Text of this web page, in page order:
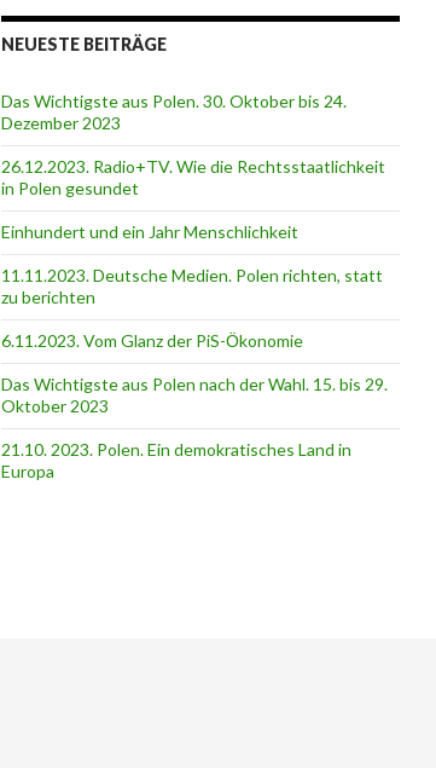
NEUESTE BEITRÄGE
Das Wichtigste aus Polen. 30. Oktober bis 24.
Dezember 2023
26.12.2023. Radio+TV. Wie die Rechtsstaatlichkeit
in Polen gesundet
Einhundert und ein Jahr Menschlichkeit
11.11.2023. Deutsche Medien. Polen richten, statt
zu berichten
6.11.2023. Vom Glanz der PiS-Ӧkonomie
Das Wichtigste aus Polen nach der Wahl. 15. bis 29.
Oktober 2023
21.10. 2023. Polen. Ein demokratisches Land in
Europa